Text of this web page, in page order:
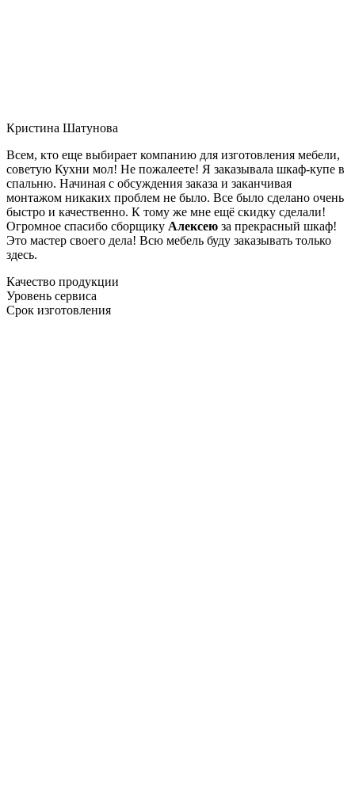
Кристина Шатунова
Всем, кто еще выбирает компанию для изготовления мебели,
советую Кухни мол! Не пожалеете! Я заказывала шкаф-купе в
спальню. Начиная с обсуждения заказа и заканчивая
монтажом никаких проблем не было. Все было сделано очень
быстро и качественно. К тому же мне ещё скидку сделали!
Огромное спасибо сборщику Алексею за прекрасный шкаф!
Это мастер своего дела! Всю мебель буду заказывать только
здесь.
Качество продукции
Уровень сервиса
Срок изготовления